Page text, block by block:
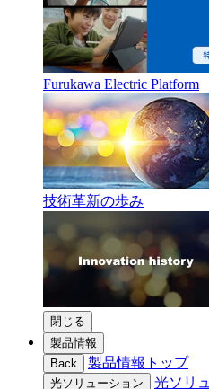
Furukawa Electric Platform
技術革新の歩み
閉じる
製品情報
Back
製品情報トップ
光ソリューション 光ソリ